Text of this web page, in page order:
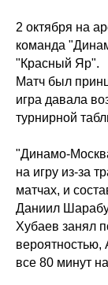
2 октября на
команда
"Красный Яр".
Матч был
игра давала
турнирной
"Динамо-
на игру из-за
матчах, и
Даниил
Хубаев занял
все 80 минут